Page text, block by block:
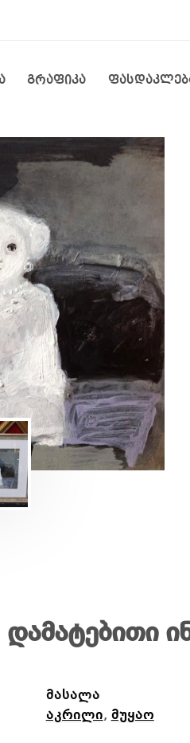
გრაფიკა
დამატებითი
მასალა
აკრილი, მუყაო